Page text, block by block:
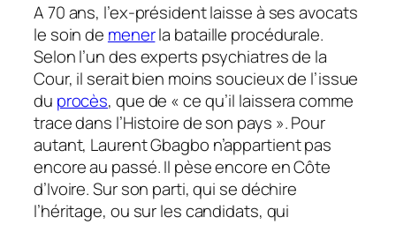
A 70 ans, l’ex-président laisse à ses avocats
le soin de menerla bataille procédurale.
Selon l’un des experts psychiatres de la
Cour, il serait bien moins soucieux de l’issue
du procès, que de « ce qu’il laissera comme
trace dans l’Histoire de son pays ». Pour
autant, Laurent Gbagbo n’appartient pas
encore au passé. Il pèse encore en Côte
d’Ivoire. Sur son parti, qui se déchire
l’héritage, ou sur les candidats, qui